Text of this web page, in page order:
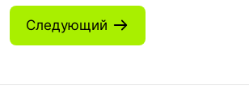
Следующий